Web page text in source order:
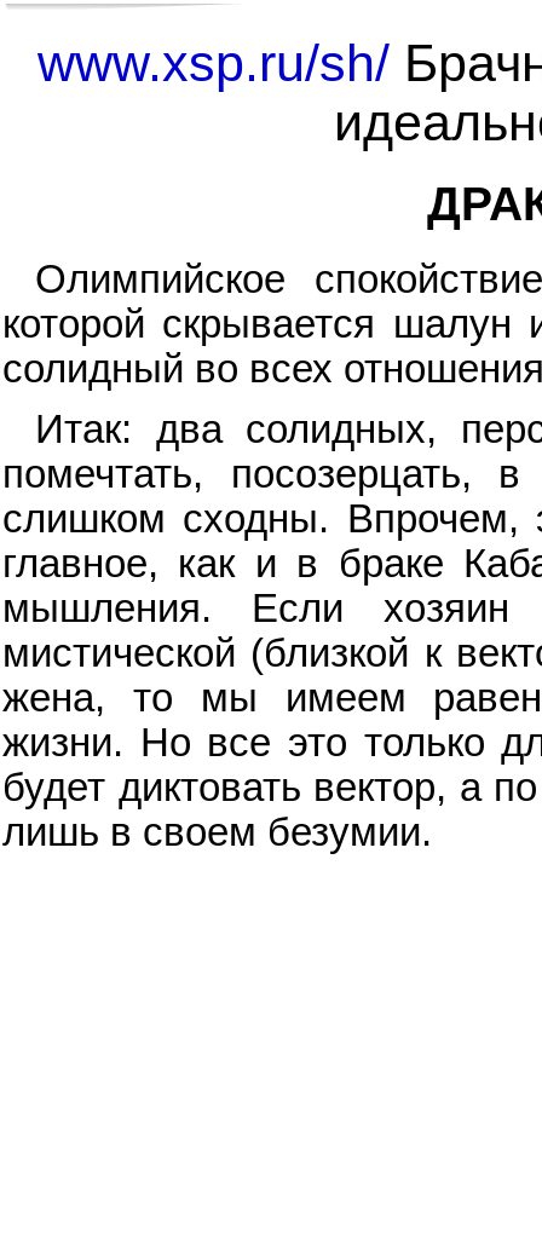
www.xsp.ru/sh/
Олимпийское
которой скрывается шалун
солидный во всех
Итак: два солидных,
помечтать, посозерцать,
слишком сходны. Впрочем,
главное, как и в браке
мышления. Если
мистической (близкой к
жена, то мы имеем
жизни. Но все это только
будет диктовать вектор, а
лишь в своем безумии.